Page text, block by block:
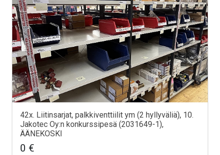
42x. Liitinsarjat, palkkiventtiilit ym (2 hyllyväliä), 10.
Jakotec Oy:n konkurssipesä (2031649-1),
ÄÄNEKOSKI
0 €